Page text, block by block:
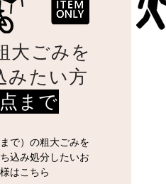
大ごみを
みたい方
まで
で）の粗大ごみを
込み処分したいお
はこちら